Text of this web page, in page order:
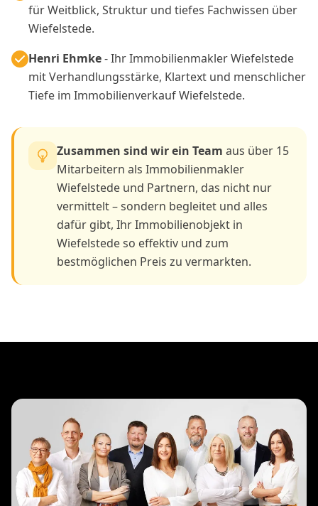
für Weitblick, Struktur und tiefes Fachwissen über
Wiefelstede.
Henri Ehmke- Ihr Immobilienmakler Wiefelstede
mit Verhandlungsstärke, Klartext und menschlicher
Tiefe im Immobilienverkauf Wiefelstede.
Zusammen sind wir ein Team aus über 15
Mitarbeitern als Immobilienmakler
Wiefelstede und Partnern, das nicht nur
vermittelt – sondern begleitet und alles
dafür gibt, Ihr Immobilienobjekt in
Wiefelstede so effektiv und zum
bestmöglichen Preis zu vermarkten.